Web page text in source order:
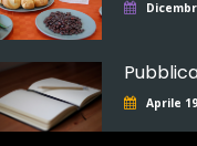
Aprile